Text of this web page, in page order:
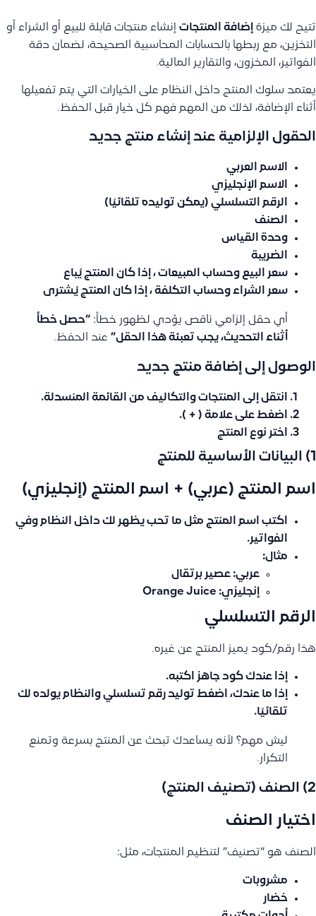
تتيح لك ميزة إضافة المنتجات إنشاء منتجات قابلة للبيع أو الشراء أو
التخزين، مع ربطها بالحسابات المحاسبية الصحيحة، لضمان دقة
الفواتير، المخزون، والتقارير المالية.
يعتمد سلوك المنتج داخل النظام على الخيارات التي يتم تفعيلها
أثناء الإضافة، لذلك من المهم فهم كل خيار قبل الحفظ.
الحقول الإلزامية عند إنشاء منتج جديد
الاسم العربي
الاسم الإنجليزي
الرقم التسلسلي (يمكن توليده تلقائيًا)
الصنف
وحدة القياس
الضريبة
سعر البيع وحساب المبيعات ، إذا كان المنتج يُباع
سعر الشراء وحساب التكلفة ، إذا كان المنتج يُشترى
أي حقل إلزامي ناقص يؤدي لظهور خطأ: “حصل خطأ
أثناء التحديث، يجب تعبئة هذا الحقل” عند الحفظ.
الوصول إلى إضافة منتج جديد
انتقل إلى المنتجات والتكاليف من القائمة المنسدلة.
اضغط على علامة ( + )
.
اختر نوع المنتج
1) البيانات الأساسية للمنتج
اسم المنتج (عربي) + اسم المنتج (إنجليزي)
اكتب اسم المنتج مثل ما تحب يظهر لك داخل النظام وفي
الفواتير.
مثال:
عربي: عصير برتقال
إنجليزي: Orange Juice
الرقم التسلسلي
هذا رقم/كود يميز المنتج عن غيره.
إذا عندك كود جاهز اكتبه.
إذا ما عندك، اضغط توليد رقم تسلسلي والنظام يولده لك
تلقائيًا.
ليش مهم؟ لأنه يساعدك تبحث عن المنتج بسرعة وتمنع
التكرار.
2) الصنف (تصنيف المنتج)
اختيار الصنف
الصنف هو “تصنيف” لتنظيم المنتجات، مثل:
مشروبات
خضار